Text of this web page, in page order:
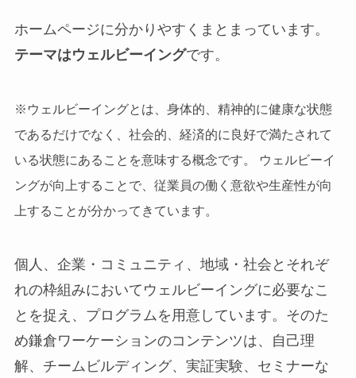
ホームページに分かりやすくまとまっています。
テーマはウェルビーイングです。
※ウェルビーイングとは、身体的、精神的に健康な状態
であるだけでなく、社会的、経済的に良好で満たされて
いる状態にあることを意味する概念です。 ウェルビーイ
ングが向上することで、従業員の働く意欲や生産性が向
上することが分かってきています。
個人、企業・コミュニティ、地域・社会とそれぞ
れの枠組みにおいてウェルビーイングに必要なこ
とを捉え、プログラムを用意しています。そのた
め鎌倉ワーケーションのコンテンツは、自己理
解、チームビルディング、実証実験、セミナーな